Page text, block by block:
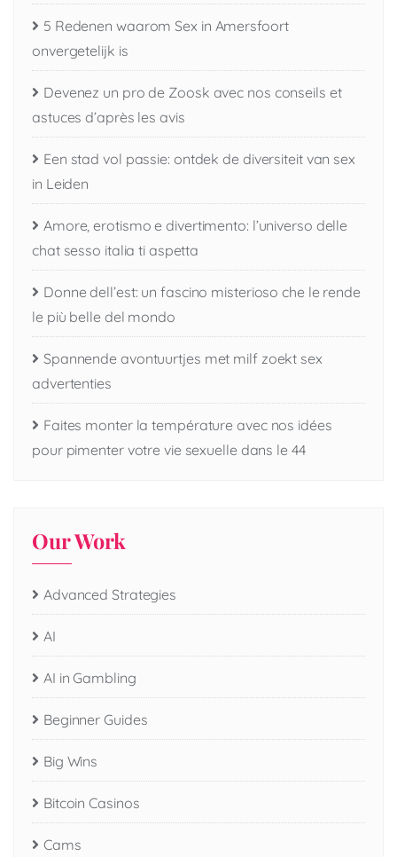
5 Redenen waarom Sex in Amersfoort
onvergetelijk is
Devenez un pro de Zoosk avec nos conseils et
astuces d’après les avis
Een stad vol passie: ontdek de diversiteit van sex
in Leiden
Amore, erotismo e divertimento: l’universo delle
chat sesso italia ti aspetta
Donne dell’est: un fascino misterioso che le rende
le più belle del mondo
Spannende avontuurtjes met milf zoekt sex
advertenties
Faites monter la température avec nos idées
pour pimenter votre vie sexuelle dans le 44
Our Work
Advanced Strategies
AI
AI in Gambling
Beginner Guides
Big Wins
Bitcoin Casinos
Cams